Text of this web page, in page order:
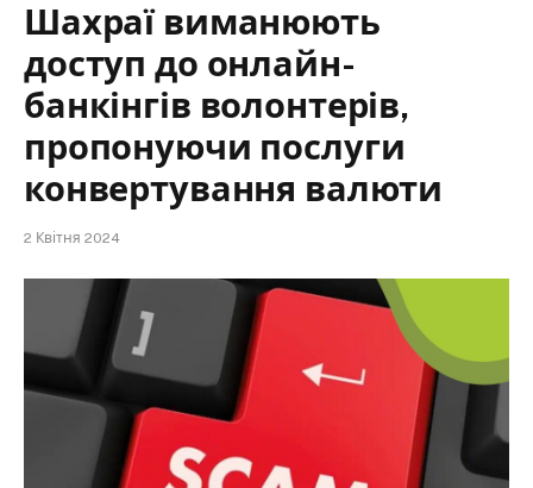
Шахраї виманюють
доступ до онлайн-
банкінгів волонтерів,
пропонуючи послуги
конвертування валюти
2 Квітня 2024